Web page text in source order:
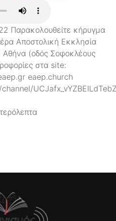
Παρακολουθείτε κήρυγμα
Αποστολική Εκκλησία
(οδός Σοφοκλέους
στα site:
eaep.church